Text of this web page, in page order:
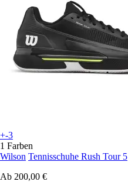
+-3
1 Farben
Wilson Tennisschuhe Rush Tour 5
Ab 200,00 €